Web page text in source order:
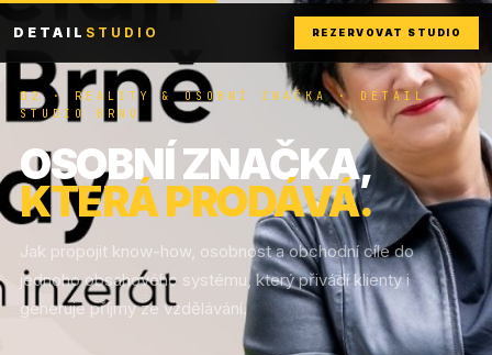
DETAIL STUDIO REZERVOVAT STUDIO
02 · REALITY & OSOBNÍ ZNAČKA · DETAIL
STUDIO BRNO
OSOBNÍ ZNAČKA,
KTERÁ PRODÁVÁ.
Jak propojit know-how, osobnost a obchodní cíle do
jednoho obsahového systému, který přivádí klienty i
generuje příjmy ze vzdělávání.